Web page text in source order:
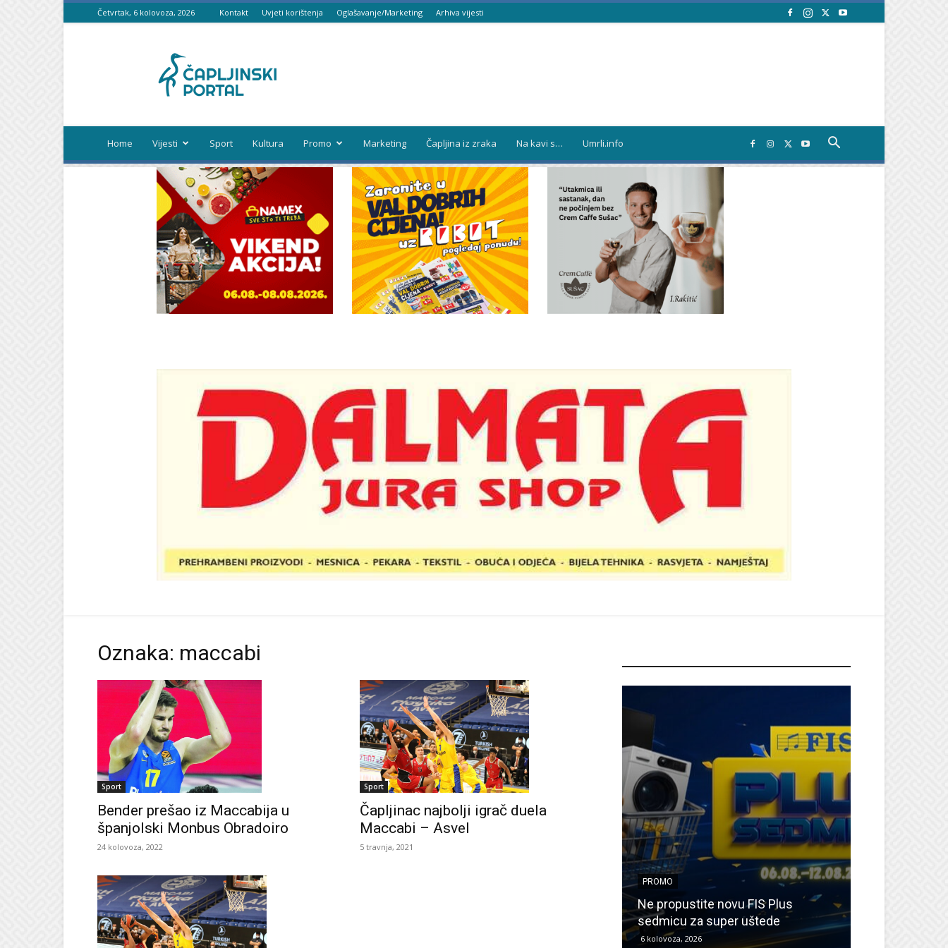
Četvrtak, 6 kolovoza, 2026 Kontakt Uvjeti korištenja Oglašavanje/Marketing Arhiva vijesti
portal
Home Vijesti Sport Kultura Promo Marketing Čapljina iz zraka Na kavi s… Umrli.info
Oznaka: maccabi
Sport
Bender prešao iz Maccabija u
španjolski Monbus Obradoiro
24 kolovoza, 2022
Sport
Čapljinac najbolji igrač duela
Maccabi – Asvel
5 travnja, 2021
PROMO
Ne propustite novu FIS Plus
sedmicu za super uštede
6 kolovoza, 2026